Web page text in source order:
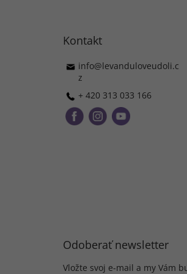
Kontakt
info@levanduloveudoli.c
z
+ 420 313 033 166
Odoberať newsletter
Vložte svoj e-mail a my Vám